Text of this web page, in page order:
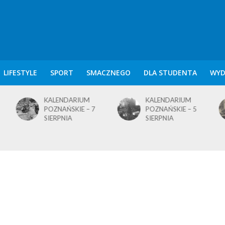
LIFESTYLE SPORT SMACZNEGO DLA STUDENTA
KALENDARIUM
POZNAŃSKIE – 7
SIERPNIA
KALENDARIUM
POZNAŃSKIE – 5
SIERPNIA